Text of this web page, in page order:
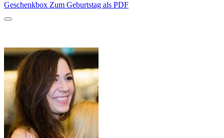
Geschenkbox Zum Geburtstag als PDF